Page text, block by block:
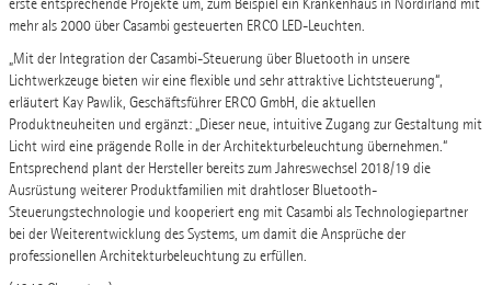
mehr als 2000 über Casambi gesteuerten ERCO LED-Leuchten.
„Mit der Integration der Casambi-Steuerung über Bluetooth in unsere
Lichtwerkzeuge bieten wir eine flexible und sehr attraktive Lichtsteuerung“,
erläutert Kay Pawlik, Geschäftsführer ERCO GmbH, die aktuellen
Produktneuheiten und ergänzt: „Dieser neue, intuitive Zugang zur Gestaltung mit
Licht wird eine prägende Rolle in der Architekturbeleuchtung übernehmen.“
Entsprechend plant der Hersteller bereits zum Jahreswechsel 2018/19 die
Ausrüstung weiterer Produktfamilien mit drahtloser Bluetooth-
Steuerungstechnologie und kooperiert eng mit Casambi als Technologiepartner
bei der Weiterentwicklung des Systems, um damit die Ansprüche der
professionellen Architekturbeleuchtung zu erfüllen.